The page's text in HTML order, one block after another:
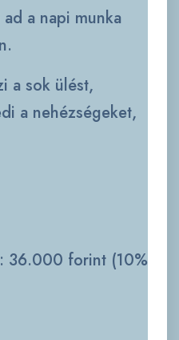
a napi munka
a sok ülést,
a nehézségeket,
36.000 forint (10%